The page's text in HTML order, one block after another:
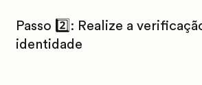
Passo 2️⃣: Realize a
identidade